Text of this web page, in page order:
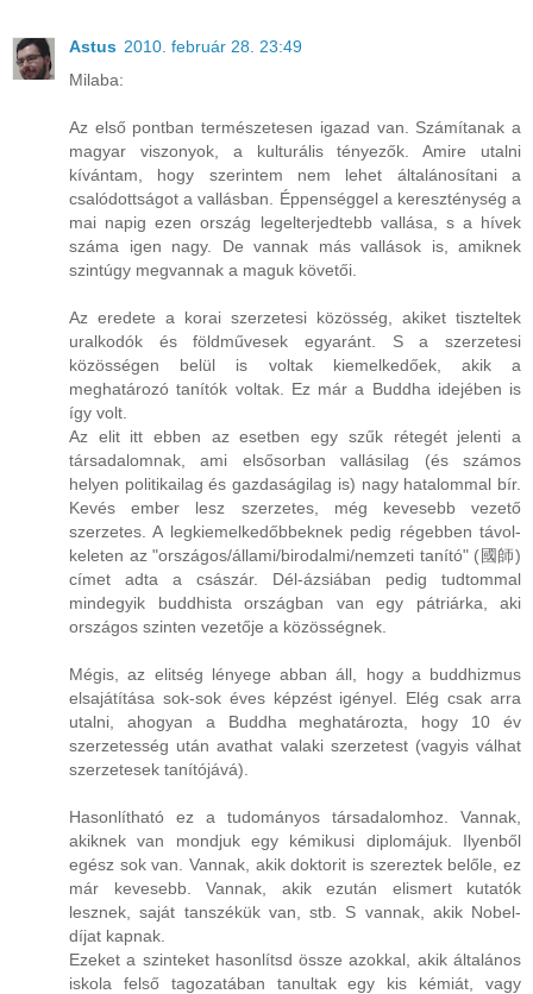
Astus 2010. február 28. 23:49
Milaba:
Az első pontban természetesen igazad van. Számítanak a
magyar viszonyok, a kulturális tényezők. Amire utalni
kívántam, hogy szerintem nem lehet általánosítani a
csalódottságot a vallásban. Éppenséggel a kereszténység a
mai napig ezen ország legelterjedtebb vallása, s a hívek
száma igen nagy. De vannak más vallások is, amiknek
szintúgy megvannak a maguk követői.
Az eredete a korai szerzetesi közösség, akiket tiszteltek
uralkodók és földművesek egyaránt. S a szerzetesi
közösségen belül is voltak kiemelkedőek, akik a
meghatározó tanítók voltak. Ez már a Buddha idejében is
így volt.
Az elit itt ebben az esetben egy szűk rétegét jelenti a
társadalomnak, ami elsősorban vallásilag (és számos
helyen politikailag és gazdaságilag is) nagy hatalommal bír.
Kevés ember lesz szerzetes, még kevesebb vezető
szerzetes. A legkiemelkedőbbeknek pedig régebben távol-
keleten az "országos/állami/birodalmi/nemzeti tanító" (國師)
címet adta a császár. Dél-ázsiában pedig tudtommal
mindegyik buddhista országban van egy pátriárka, aki
országos szinten vezetője a közösségnek.
Mégis, az elitség lényege abban áll, hogy a buddhizmus
elsajátítása sok-sok éves képzést igényel. Elég csak arra
utalni, ahogyan a Buddha meghatározta, hogy 10 év
szerzetesség után avathat valaki szerzetest (vagyis válhat
szerzetesek tanítójává).
Hasonlítható ez a tudományos társadalomhoz. Vannak,
akiknek van mondjuk egy kémikusi diplomájuk. Ilyenből
egész sok van. Vannak, akik doktorit is szereztek belőle, ez
már kevesebb. Vannak, akik ezután elismert kutatók
lesznek, saját tanszékük van, stb. S vannak, akik Nobel-
díjat kapnak.
Ezeket a szinteket hasonlítsd össze azokkal, akik általános
iskola felső tagozatában tanultak egy kis kémiát, vagy